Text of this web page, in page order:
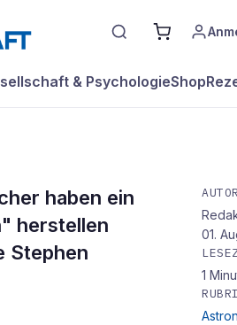
& PsychologieShop
haben ein
herstellen
Stephen
AUTOR
01.
1